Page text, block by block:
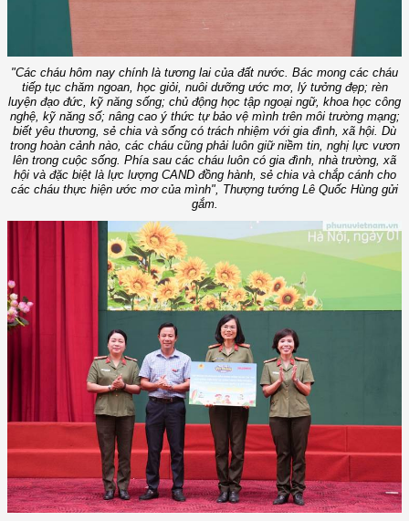
"Các cháu hôm nay chính là tương lai của đất nước. Bác mong các cháu
tiếp tục chăm ngoan, học giỏi, nuôi dưỡng ước mơ, lý tưởng đẹp; rèn
luyện đạo đức, kỹ năng sống; chủ động học tập ngoại ngữ, khoa học công
nghệ, kỹ năng số; nâng cao ý thức tự bảo vệ mình trên môi trường mạng;
biết yêu thương, sẻ chia và sống có trách nhiệm với gia đình, xã hội. Dù
trong hoàn cảnh nào, các cháu cũng phải luôn giữ niềm tin, nghị lực vươn
lên trong cuộc sống. Phía sau các cháu luôn có gia đình, nhà trường, xã
hội và đặc biệt là lực lượng CAND đồng hành, sẻ chia và chắp cánh cho
các cháu thực hiện ước mơ của mình", Thượng tướng Lê Quốc Hùng gửi
gắm.